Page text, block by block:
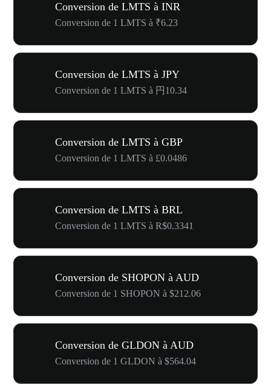
Conversion de LMTS à INR
Conversion de 1 LMTS à ₹6.23
Conversion de LMTS à JPY
Conversion de 1 LMTS à 円10.34
Conversion de LMTS à GBP
Conversion de 1 LMTS à £0.0486
Conversion de LMTS à BRL
Conversion de 1 LMTS à R$0.3341
Conversion de SHOPON à AUD
Conversion de 1 SHOPON à $212.06
Conversion de GLDON à AUD
Conversion de 1 GLDON à $564.04